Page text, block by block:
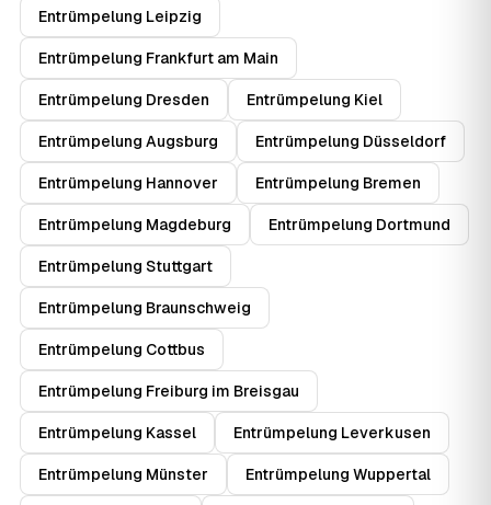
Entrümpelung Leipzig
Entrümpelung Frankfurt am Main
Entrümpelung Dresden Entrümpelung Kiel
Entrümpelung Augsburg Entrümpelung Düsseldorf
Entrümpelung Hannover Entrümpelung Bremen
Entrümpelung Magdeburg Entrümpelung Dortmund
Entrümpelung Stuttgart
Entrümpelung Braunschweig
Entrümpelung Cottbus
Entrümpelung Freiburg im Breisgau
Entrümpelung Kassel Entrümpelung Leverkusen
Entrümpelung Münster Entrümpelung Wuppertal